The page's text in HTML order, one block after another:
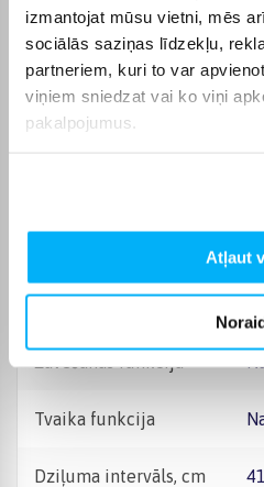
izmantojat mūsu vietni, mēs
sociālās saziņas līdzekļu,
partneriem, kuri to var
viņiem sniedzat vai ko viņi
pakalpojumus.
Atļaut
Automātiskā dozēšana
Siltumsūknis Nē
Pilns dziļums, ieskaitot
Komplektēšanas valsts
Tvaika funkcija
Dziļuma intervāls, cm